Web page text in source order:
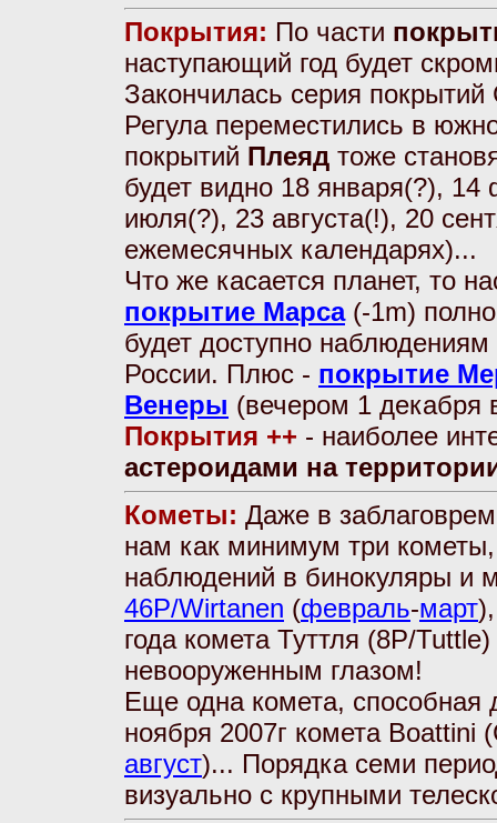
Покрытия: По части
наступающий год будет
Закончилась серия
Регула переместились в
покрытий Плеяд тоже
будет видно 18 января(?),
июля(?), 23 августа(!), 20
ежемесячных календарях)...
Что же касается планет, то
покрытие Марса(-1m)
будет доступно
России. Плюс - покрытие
Венеры (вечером 1 декабря
Покрытия ++ - наиболее
астероидами на
Кометы: Даже в
нам как минимум три
наблюдений в бинокуляры и
46P/Wirtanen (февраль-март
года комета Туттля (8P/
невооруженным глазом!
Еще одна комета, способная
ноября 2007г комета Boattini
август)... Порядка семи
визуально с крупными